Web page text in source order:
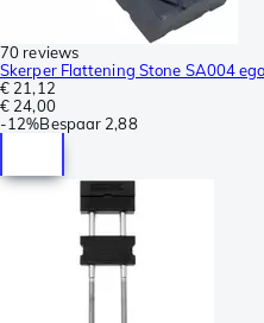
70 reviews
Skerper Flattening Stone SA004
€ 21,12
€ 24,00
-12%Bespaar 2,88